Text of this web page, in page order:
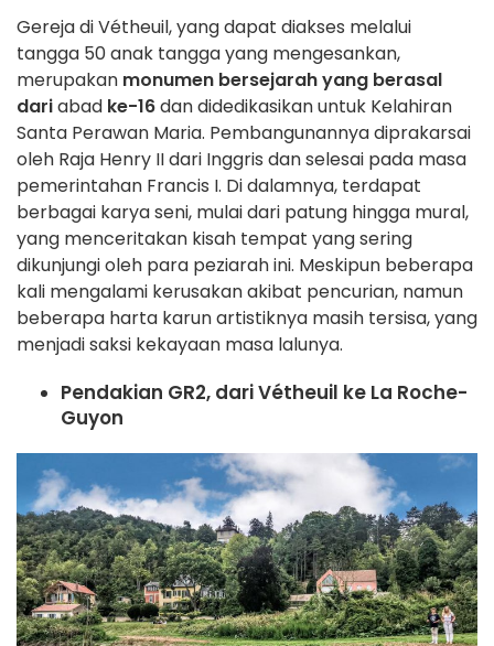
Gereja di Vétheuil, yang dapat diakses melalui
tangga 50 anak tangga yang mengesankan,
merupakan monumen bersejarah yang berasal
dariabad ke-16dan didedikasikan untuk Kelahiran
Santa Perawan Maria. Pembangunannya diprakarsai
oleh Raja Henry II dari Inggris dan selesai pada masa
pemerintahan Francis I. Di dalamnya, terdapat
berbagai karya seni, mulai dari patung hingga mural,
yang menceritakan kisah tempat yang sering
dikunjungi oleh para peziarah ini. Meskipun beberapa
kali mengalami kerusakan akibat pencurian, namun
beberapa harta karun artistiknya masih tersisa, yang
menjadi saksi kekayaan masa lalunya.
Pendakian GR2, dari Vétheuil ke La Roche-
Guyon